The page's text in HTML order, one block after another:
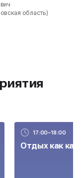
область)
17:00–18:00
Отдых как